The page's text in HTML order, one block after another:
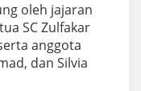
oleh jajaran
SC Zulfakar
anggota
dan Silvia